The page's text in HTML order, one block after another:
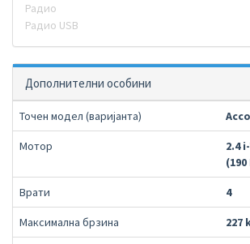
Радио
Радио USB
Дополнителни особини
Точен модел (варијанта)
Мотор
2.4
(190
Врати 4
Максимална брзина 227